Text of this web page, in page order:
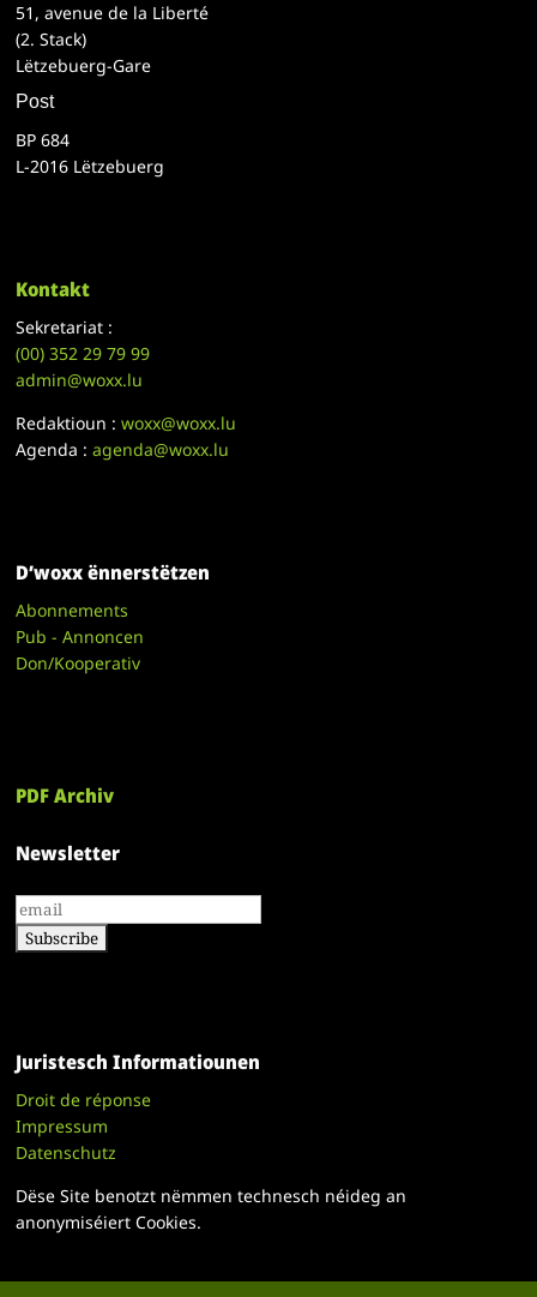
51, avenue de la Liberté
(2. Stack)
Lëtzebuerg-Gare
Post
BP 684
L-2016 Lëtzebuerg
Kontakt
Sekretariat :
(00)352 29 79 99
admin@woxx.lu
Redaktioun :woxx@woxx.lu
Agenda :agenda@woxx.lu
D’woxx ënnerstëtzen
Abonnements
Pub - Annoncen
Don/Kooperativ
PDF Archiv
Newsletter
Juristesch Informatiounen
Droit de réponse
Impressum
Datenschutz
Dëse Site benotzt nëmmen technesch néideg an
anonymiséiert Cookies.